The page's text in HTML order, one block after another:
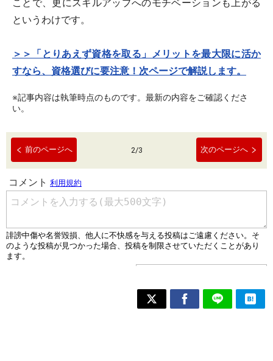
ことで、更にスキルアップへのモチベーションも上がる
というわけです。
＞＞「とりあえず資格を取る」メリットを最大限に活か
すなら、資格選びに要注意！次ページで解説します。
※記事内容は執筆時点のものです。最新の内容をご確認くださ
い。
前のページへ 2/3 次のページへ